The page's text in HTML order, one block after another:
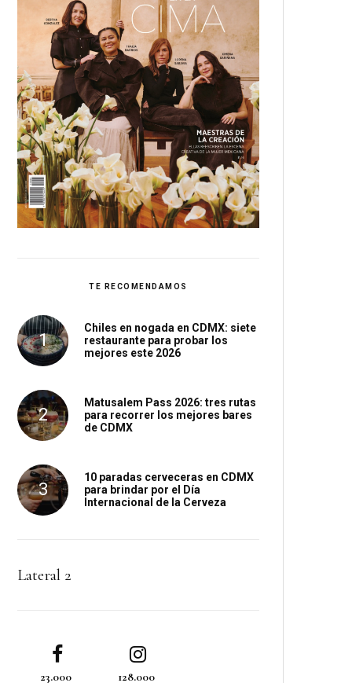
TE RECOMENDAMOS
Chiles en nogada en CDMX: siete
restaurante para probar los
mejores este 2026
Matusalem Pass 2026: tres rutas
para recorrer los mejores bares
de CDMX
10 paradas cerveceras en CDMX
para brindar por el Día
Internacional de la Cerveza
Lateral 2
23.000 128.000